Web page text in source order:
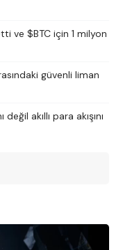
ve $BTC için 1 milyon
güvenli liman
akıllı para akışını